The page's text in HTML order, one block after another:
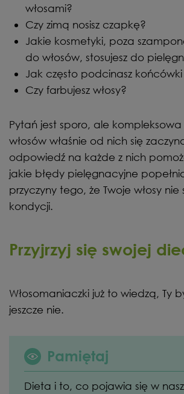
włosami?
Czy zimą nosisz czapkę?
Jakie kosmetyki, poza
do włosów, stosujesz do
Jak często podcinasz końcówki
Czy farbujesz włosy?
Pytań jest sporo, ale
włosów właśnie od nich się
odpowiedź na każde z nich
jakie błędy pielęgnacyjne
przyczyny tego, że Twoje włosy
kondycji.
Przyjrzyj się swojej
Włosomaniaczki już to wiedzą, Ty
jeszcze nie.
Pamiętaj
Dieta i to, co pojawia się w